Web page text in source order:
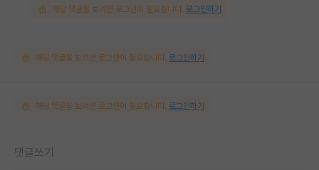
해당 댓글을 보려면 로그인이 필요합니다. 로그인하기
해당 댓글을 보려면 로그인이 필요합니다. 로그인하기
해당 댓글을 보려면 로그인이 필요합니다. 로그인하기
댓글쓰기